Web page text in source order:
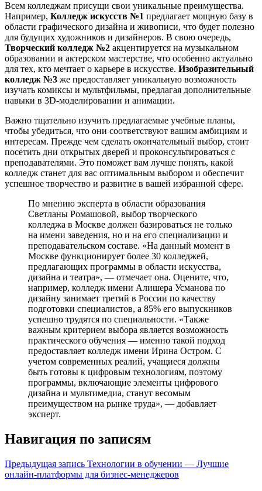
Всем колледжам присущи свои уникальные преимущества.
Например, Колледж искусств №1 предлагает мощную базу в
области графического дизайна и живописи, что будет полезно
для будущих художников и дизайнеров. В свою очередь,
Творческий колледж №2 акцентируется на музыкальном
образовании и актерском мастерстве, что особенно актуально
для тех, кто мечтает о карьере в искусстве. Изобразительный
колледж №3 же предоставляет уникальную возможность
изучать комиксы и мультфильмы, предлагая дополнительные
навыки в 3D-моделировании и анимации.
Важно тщательно изучить предлагаемые учебные планы,
чтобы убедиться, что они соответствуют вашим амбициям и
интересам. Прежде чем сделать окончательный выбор, стоит
посетить дни открытых дверей и проконсультироваться с
преподавателями. Это поможет вам лучше понять, какой
колледж станет для вас оптимальным выбором и обеспечит
успешное творчество и развитие в вашей избранной сфере.
По мнению эксперта в области образования
Светланы Ромашовой, выбор творческого
колледжа в Москве должен базироваться не только
на имени заведения, но и на его специализации и
преподавательском составе. «На данный момент в
Москве функционирует более 30 колледжей,
предлагающих программы в области искусства,
дизайна и театра», — отмечает она. Оцените, что,
например, колледж имени Алишера Усманова по
дизайну занимает третий в России по качеству
подготовки специалистов, а 85% его выпускников
успешно трудятся по специальности. «Также
важным критерием выбора является возможность
практического обучения — именно такой подход
предоставляет колледж имени Ирина Остром. С
учетом современных реалий, учащиеся должны
быть готовы к цифровым технологиям, поэтому
программы, включающие элементы цифрового
дизайна и мультимедиа, станут весомым
преимуществом на рынке труда», — добавляет
эксперт.
Навигация по записям
Предыдущая запись Технологии в обучении — Лучшие
онлайн-платформы для бизнес-менеджеров